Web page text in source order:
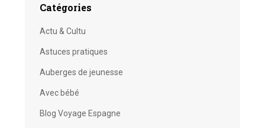
Catégories
Actu & Cultu
Astuces pratiques
Auberges de jeunesse
Avec bébé
Blog Voyage Espagne